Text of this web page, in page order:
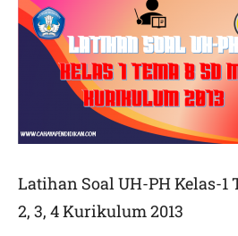
Latihan Soal UH-PH Kelas-1
2, 3, 4 Kurikulum 2013